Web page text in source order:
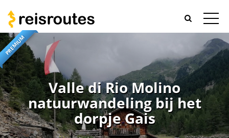
PREMIUM
Valle di Rio Molino
natuurwandeling bij het
dorpje Gais